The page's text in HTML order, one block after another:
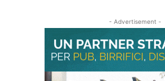
- Advertisement -